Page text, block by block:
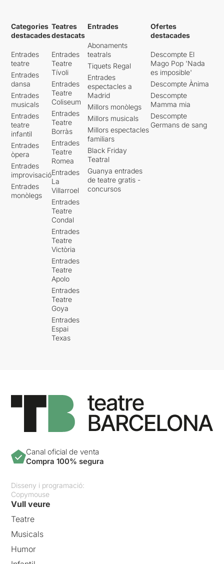
Categories
destacades
Entrades
teatre
Entrades
dansa
Entrades
musicals
Entrades
teatre
infantil
Entrades
òpera
Entrades
improvisació
Entrades
monòlegs
Teatres
destacats
Entrades
Teatre
Tívoli
Entrades
Teatre
Coliseum
Entrades
Teatre
Borràs
Entrades
Teatre
Romea
Entrades
La
Villarroel
Entrades
Teatre
Condal
Entrades
Teatre
Victòria
Entrades
Teatre
Apolo
Entrades
Teatre
Goya
Entrades
Espai
Texas
Entrades
Abonaments
teatrals
Tiquets Regal
Entrades
espectacles a
Madrid
Millors monòlegs
Millors musicals
Millors espectacles
familiars
Black Friday
Teatral
Guanya entrades
de teatre gratis -
concursos
Ofertes
destacades
Descompte El
Mago Pop 'Nada
es imposible'
Descompte Ànima
Descompte
Mamma mia
Descompte
Germans de sang
Canal oficial de venta
Compra 100% segura
Disseny i programació:
Copymouse
Vull veure
Teatre
Musicals
Humor